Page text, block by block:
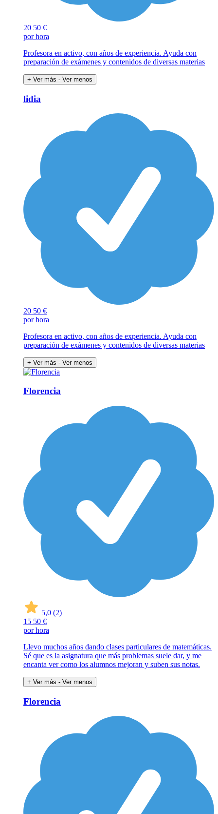
20 50 €
por hora
Profesora en activo, con años de experiencia. Ayuda con
preparación de exámenes y contenidos de diversas materias
+ Ver más - Ver menos
lidia
20 50 €
por hora
Profesora en activo, con años de experiencia. Ayuda con
preparación de exámenes y contenidos de diversas materias
+ Ver más - Ver menos
Florencia
5,0 (2)
15 50 €
por hora
Llevo muchos años dando clases particulares de matemáticas.
Sé que es la asignatura que más problemas suele dar, y me
encanta ver como los alumnos mejoran y suben sus notas.
+ Ver más - Ver menos
Florencia